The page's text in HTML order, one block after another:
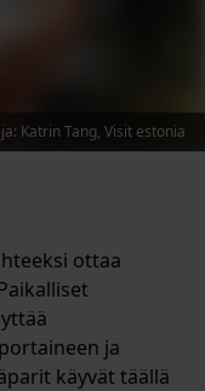
ottaa
portaineen ja
käyvät täällä
Katrin Tang, Visit estonia